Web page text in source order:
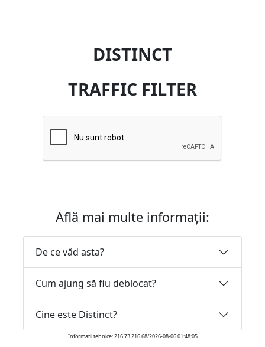
DISTINCT
TRAFFIC FILTER
Află mai multe informații:
De ce văd asta?
Cum ajung să fiu deblocat?
Cine este Distinct?
Informatii tehnice: 216.73.216.68/2026-08-06 01:48:05